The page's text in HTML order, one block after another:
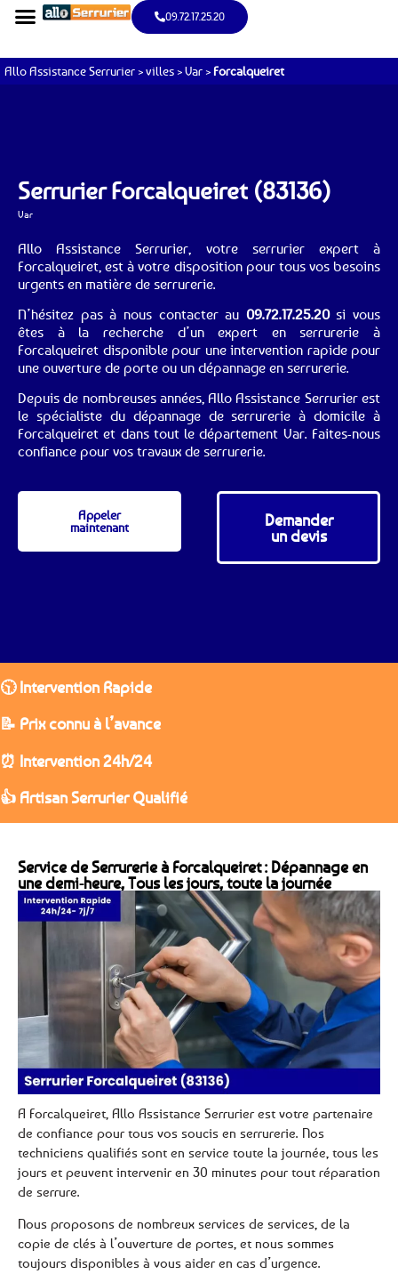
09.72.17.25.20
Allo Assistance Serrurier >villes >Var >Forcalqueiret
Serrurier Forcalqueiret (83136)
Var
Allo Assistance Serrurier, votre serrurier expert à
Forcalqueiret, est à votre disposition pour tous vos besoins
urgents en matière de serrurerie.
N’hésitez pas à nous contacter au 09.72.17.25.20si vous
êtes à la recherche d’un expert en serrurerie à
Forcalqueiret disponible pour une intervention rapide pour
une ouverture de porte ou un dépannage en serrurerie.
Depuis de nombreuses années, Allo Assistance Serrurier est
le spécialiste du dépannage de serrurerie à domicile à
Forcalqueiret et dans tout le département Var. Faites-nous
confiance pour vos travaux de serrurerie.
Appeler
maintenant
Demander
un devis
🕥 Intervention Rapide
📝 Prix connu à l’avance
⏰ Intervention 24h/24
👍 Artisan Serrurier Qualifié
Service de Serrurerie à Forcalqueiret : Dépannage en
une demi-heure, Tous les jours, toute la journée
A Forcalqueiret, Allo Assistance Serrurier est votre partenaire
de confiance pour tous vos soucis en serrurerie. Nos
techniciens qualifiés sont en service toute la journée, tous les
jours et peuvent intervenir en 30 minutes pour tout réparation
de serrure.
Nous proposons de nombreux services de services, de la
copie de clés à l’ouverture de portes, et nous sommes
toujours disponibles à vous aider en cas d’urgence.